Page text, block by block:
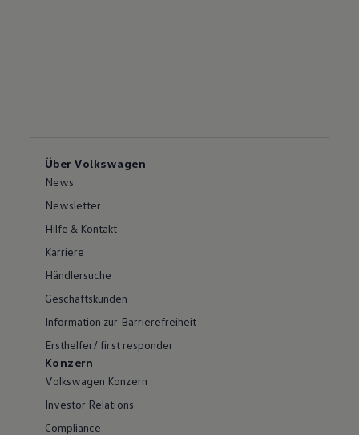
Über Volkswagen
News
Newsletter
Hilfe & Kontakt
Karriere
Händlersuche
Geschäftskunden
Information zur Barrierefreiheit
Ersthelfer/ first responder
Konzern
Volkswagen Konzern
Investor Relations
Compliance